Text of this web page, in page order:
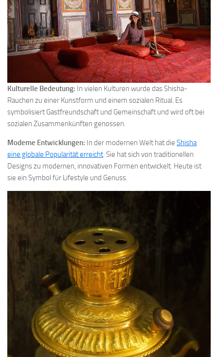
Kulturelle Bedeutung: In vielen Kulturen wurde das Shisha-
Rauchen zu einer Kunstform und einem sozialen Ritual. Es
symbolisiert Gastfreundschaft und Gemeinschaft und wird oft bei
sozialen Zusammenkünften genossen.
Moderne Entwicklungen: In der modernen Welt hat die Shisha
eine globale Popularität erreicht. Sie hat sich von traditionellen
Designs zu modernen, innovativen Formen entwickelt. Heute ist
sie ein Symbol für Lifestyle und Genuss.